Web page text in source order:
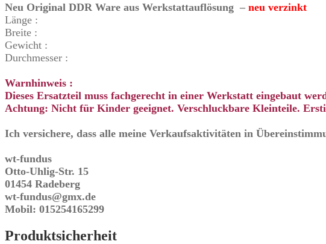
Neu Original DDR Ware aus Werkstattauflösung – neu verzinkt
Länge :
Breite :
Gewicht :
Durchmesser :
Warnhinweis :
Dieses Ersatzteil muss fachgerecht in einer Werkstatt eingebaut
Achtung: Nicht für Kinder geeignet. Verschluckbare Kleinteile.
Ich versichere, dass alle meine Verkaufsaktivitäten in
wt-fundus
Otto-Uhlig-Str. 15
01454 Radeberg
wt-fundus@gmx.de
Mobil: 015254165299
Produktsicherheit